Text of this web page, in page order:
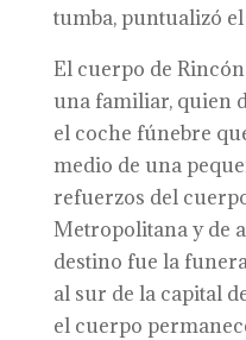
tumba, puntualizó
El cuerpo de
una familiar, quien
el coche fúnebre
medio de una
refuerzos del
Metropolitana y de
destino fue la
al sur de la capital
el cuerpo